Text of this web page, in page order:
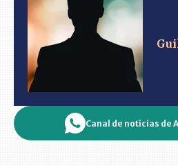
Canal de noticias de